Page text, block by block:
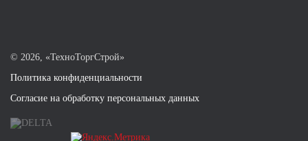
© 2026, «ТехноТоргСтрой»
Политика конфиденциальности
Согласие на обработку персональных данных